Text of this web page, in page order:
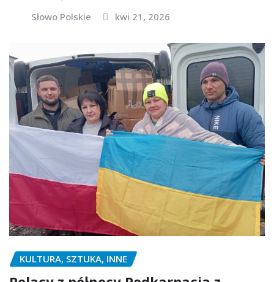
Słowo Polskie kwi 21, 2026
KULTURA, SZTUKA, INNE